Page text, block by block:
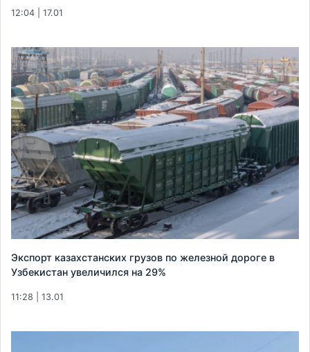
12:04 | 17.01
Экспорт казахстанских грузов по железной дороге в
Узбекистан увеличился на 29%
11:28 | 13.01